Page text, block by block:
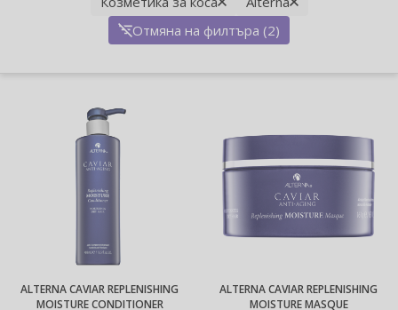
Отмяна на филтъра (2)
ALTERNA CAVIAR REPLENISHING
MOISTURE CONDITIONER
ALTERNA CAVIAR REPLENISHING
MOISTURE MASQUE